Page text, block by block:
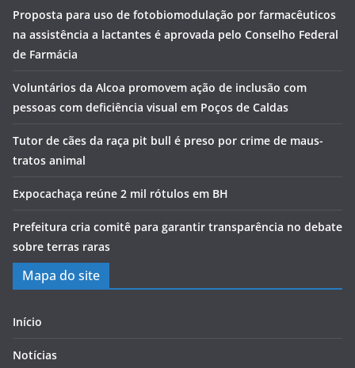
Proposta para uso de fotobiomodulação por farmacêuticos
na assistência a lactantes é aprovada pelo Conselho Federal
de Farmácia
Voluntários da Alcoa promovem ação de inclusão com
pessoas com deficiência visual em Poços de Caldas
Tutor de cães da raça pit bull é preso por crime de maus-
tratos animal
Expocachaça reúne 2 mil rótulos em BH
Prefeitura cria comitê para garantir transparência no debate
sobre terras raras
Mapa do site
Início
Notícias